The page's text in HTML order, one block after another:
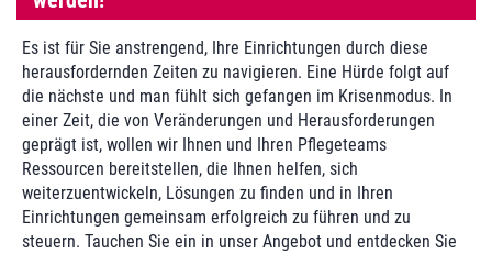
Es ist für Sie anstrengend, Ihre Einrichtungen durch diese
herausfordernden Zeiten zu navigieren. Eine Hürde folgt auf
die nächste und man fühlt sich gefangen im Krisenmodus. In
einer Zeit, die von Veränderungen und Herausforderungen
geprägt ist, wollen wir Ihnen und Ihren Pflegeteams
Ressourcen bereitstellen, die Ihnen helfen, sich
weiterzuentwickeln, Lösungen zu finden und in Ihren
Einrichtungen gemeinsam erfolgreich zu führen und zu
steuern. Tauchen Sie ein in unser Angebot und entdecken Sie